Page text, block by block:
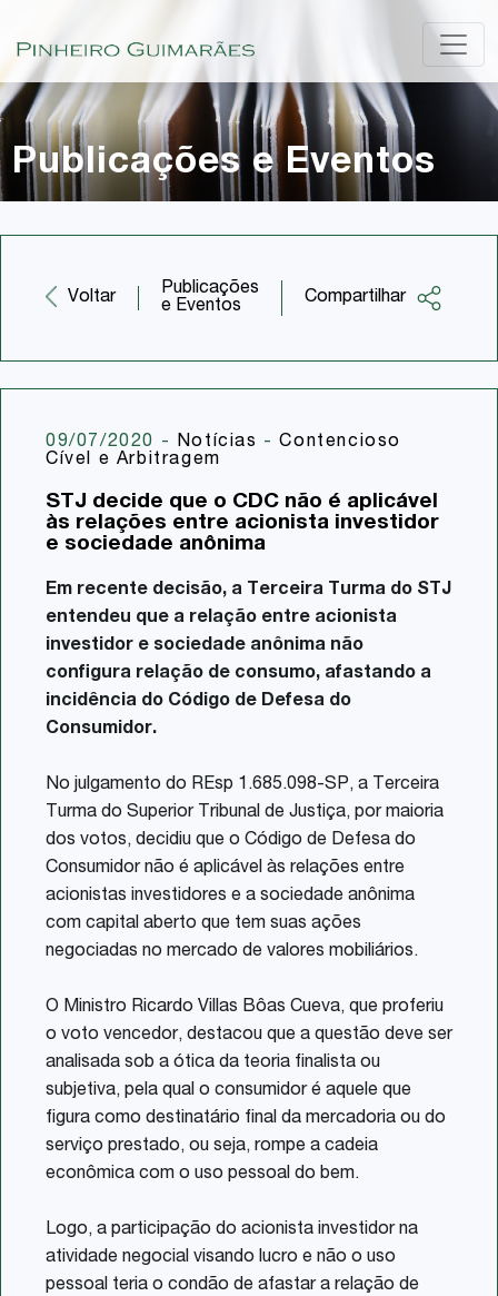
Publicações e Eventos
Voltar
Publicações
e Eventos
Compartilhar
Twitter
Share
09/07/2020 - Notícias -Contencioso
Cível e Arbitragem
STJ decide que o CDC não é aplicável
às relações entre acionista investidor
e sociedade anônima
Em recente decisão, a Terceira Turma do STJ
entendeu que a relação entre acionista
investidor e sociedade anônima não
configura relação de consumo, afastando a
incidência do Código de Defesa do
Consumidor.
No julgamento do REsp 1.685.098-SP, a Terceira
Turma do Superior Tribunal de Justiça, por maioria
dos votos, decidiu que o Código de Defesa do
Consumidor não é aplicável às relações entre
acionistas investidores e a sociedade anônima
com capital aberto que tem suas ações
negociadas no mercado de valores mobiliários.
O Ministro Ricardo Villas Bôas Cueva, que proferiu
o voto vencedor, destacou que a questão deve ser
analisada sob a ótica da teoria finalista ou
subjetiva, pela qual o consumidor é aquele que
figura como destinatário final da mercadoria ou do
serviço prestado, ou seja, rompe a cadeia
econômica com o uso pessoal do bem.
Logo, a participação do acionista investidor na
atividade negocial visando lucro e não o uso
pessoal teria o condão de afastar a relação de